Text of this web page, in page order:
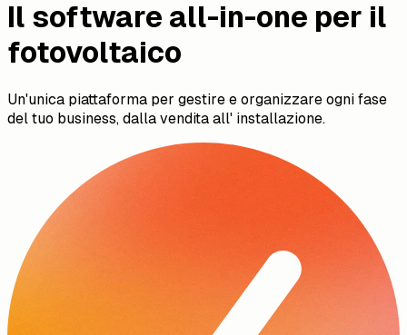
Il software all-in-one per il
fotovoltaico
Un'unica piattaforma per gestire e organizzare ogni fase
del tuo business, dalla vendita all' installazione.